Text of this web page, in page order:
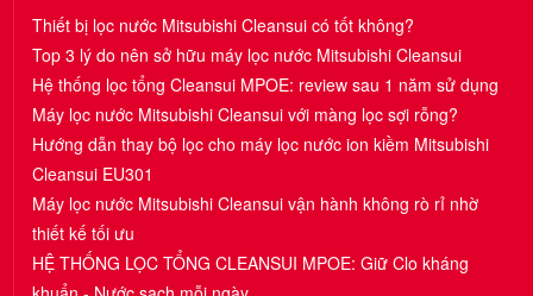
Thiết bị lọc nước Mitsubishi Cleansui có tốt không?
Top 3 lý do nên sở hữu máy lọc nước Mitsubishi Cleansui
Hệ thống lọc tổng Cleansui MPOE: review sau 1 năm sử dụng
Máy lọc nước Mitsubishi Cleansui với màng lọc sợi rỗng?
Hướng dẫn thay bộ lọc cho máy lọc nước ion kiềm Mitsubishi
Cleansui EU301
Máy lọc nước Mitsubishi Cleansui vận hành không rò rỉ nhờ
thiết kế tối ưu
HỆ THỐNG LỌC TỔNG CLEANSUI MPOE: Giữ Clo kháng